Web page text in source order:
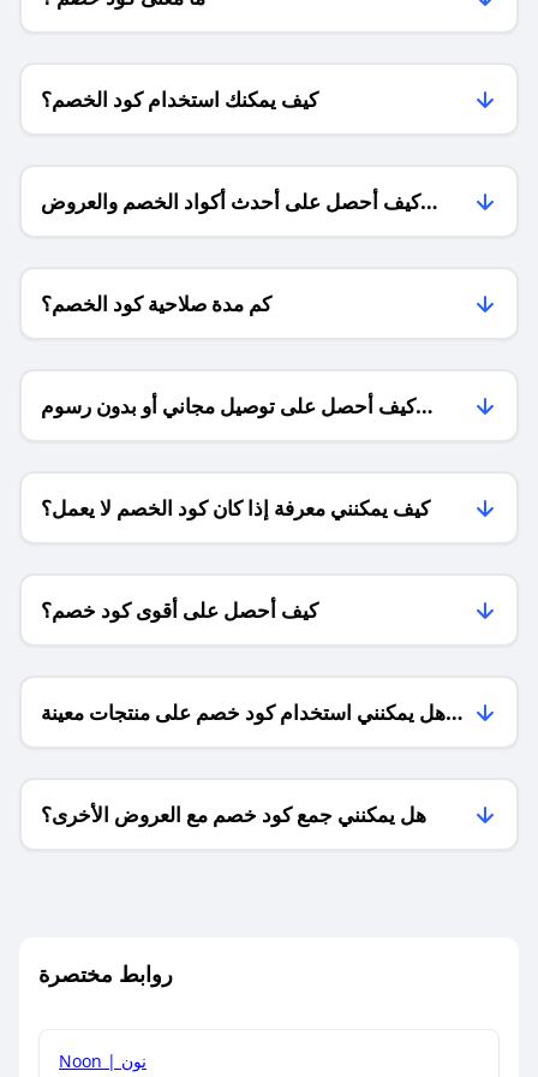
كيف يمكنك استخدام كود الخصم؟
كيف أحصل على أحدث أكواد الخصم والعروض
للمتاجر؟
كم مدة صلاحية كود الخصم؟
كيف أحصل على توصيل مجاني أو بدون رسوم
الشحن ؟
كيف يمكنني معرفة إذا كان كود الخصم لا يعمل؟
كيف أحصل على أقوى كود خصم؟
هل يمكنني استخدام كود خصم على منتجات معينة
فقط؟
هل يمكنني جمع كود خصم مع العروض الأخرى؟
روابط مختصرة
Noon | نون